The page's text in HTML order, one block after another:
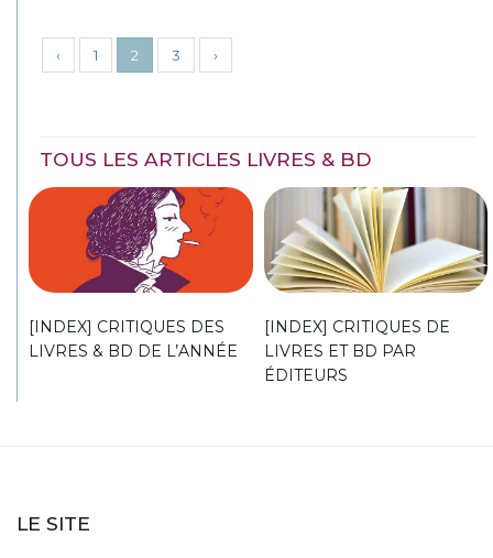
‹ 1 2 3 ›
TOUS LES ARTICLES LIVRES & BD
[INDEX] CRITIQUES DES
LIVRES & BD DE L’ANNÉE
[INDEX] CRITIQUES DE
LIVRES ET BD PAR
ÉDITEURS
LE SITE